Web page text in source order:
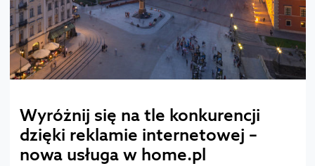
Wyróżnij się na tle konkurencji
dzięki reklamie internetowej –
nowa usługa w home.pl